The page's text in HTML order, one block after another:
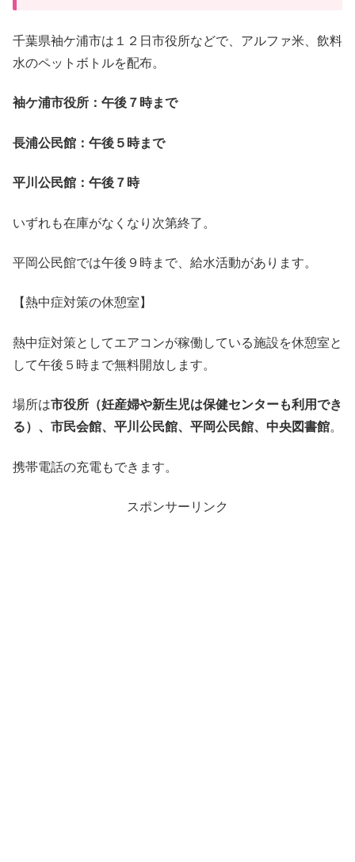
千葉県袖ケ浦市は１２日市役所などで、アルファ米、飲料
水のペットボトルを配布。
袖ケ浦市役所：午後７時まで
長浦公民館：午後５時まで
平川公民館：午後７時
いずれも在庫がなくなり次第終了。
平岡公民館では午後９時まで、給水活動があります。
【熱中症対策の休憩室】
熱中症対策としてエアコンが稼働している施設を休憩室と
して午後５時まで無料開放します。
場所は市役所（妊産婦や新生児は保健センターも利用でき
る）、市民会館、平川公民館、平岡公民館、中央図書館。
携帯電話の充電もできます。
スポンサーリンク